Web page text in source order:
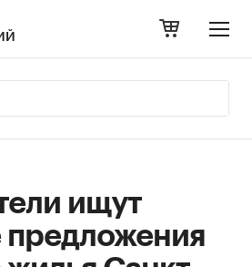
ищут